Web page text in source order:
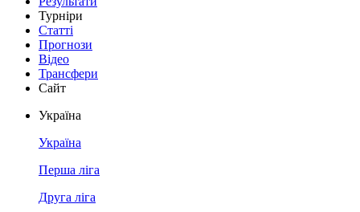
Турніри
Статті
Прогнози
Відео
Трансфери
Сайт
Україна
Україна
Перша ліга
Друга ліга